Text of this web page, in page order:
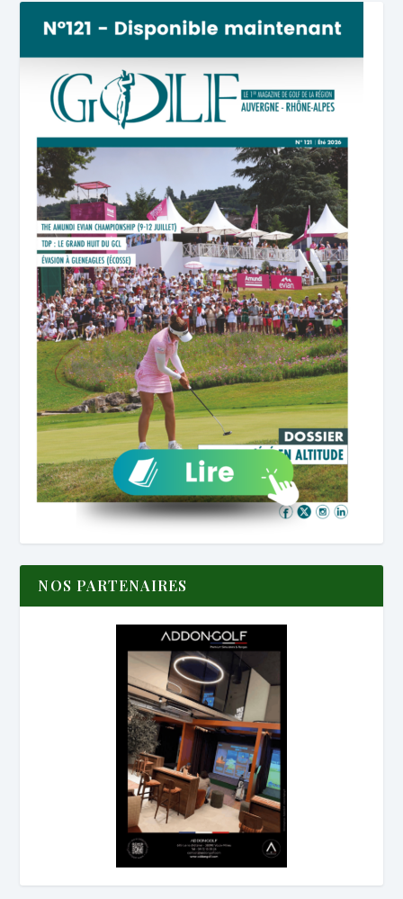
NOS PARTENAIRES